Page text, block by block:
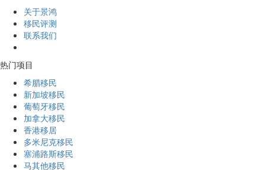
关于景鸿
移民评测
联系我们
热门项目
希腊移民
新加坡移民
葡萄牙移民
加拿大移民
香港移居
多米尼克移民
塞浦路斯移民
马其他移民